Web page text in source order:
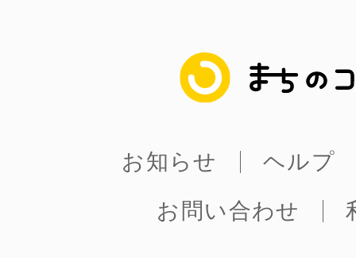
まちのコイン
お知らせ
ヘルプ
お問い合わせ